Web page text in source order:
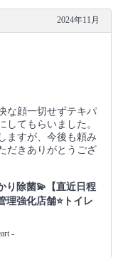
2024年11月
な顔一切せずテキパ
してもらいました。
ますが、今後も頼み
だきありがとうござ
り除菌💫【直近日程
強化店舗⭐️トイレ
-